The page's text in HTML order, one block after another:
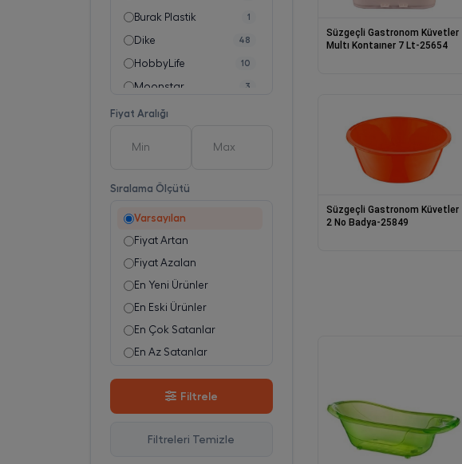
Burak Plastik 1
Dike 48
HobbyLife 10
Moonstar 3
Titiz
Fiyat Aralığı
Sıralama Ölçütü
Varsayılan
Fiyat Artan
Fiyat Azalan
En Yeni Ürünler
En Eski Ürünler
En Çok Satanlar
En Az Satanlar
Stok Artan
En Çok Favorilenen
Filtrele
Filtreleri Temizle
Süzgeçli Gastronom Küvetler
Multı Kontaıner 7 Lt-25654
Süzgeçli Gastronom Küvetler
2 No Badya-25849